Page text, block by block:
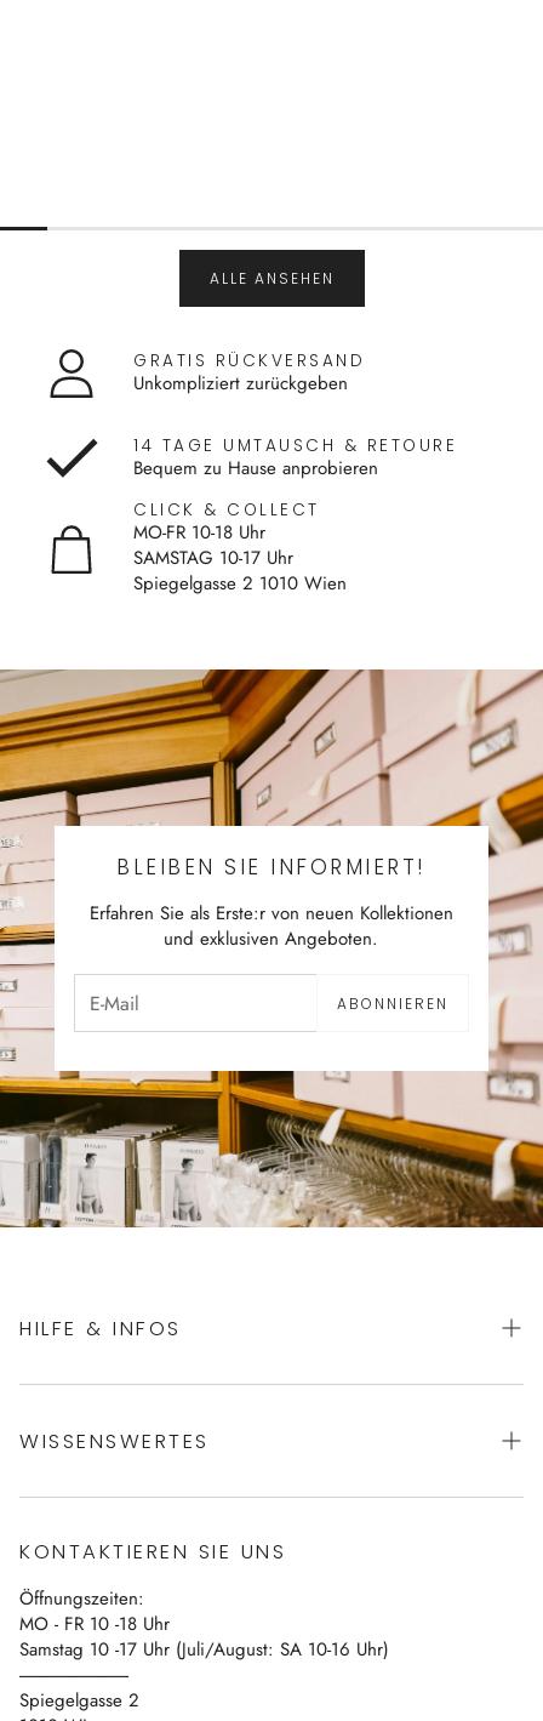
ALLE ANSEHEN
GRATIS RÜCKVERSAND
Unkompliziert zurückgeben
14 TAGE UMTAUSCH & RETOURE
Bequem zu Hause anprobieren
CLICK & COLLECT
MO-FR 10-18 Uhr
SAMSTAG 10-17 Uhr
Spiegelgasse 2 1010 Wien
BLEIBEN SIE INFORMIERT!
Erfahren Sie als Erste:r von neuen Kollektionen
und exklusiven Angeboten.
ABONNIEREN
HILFE & INFOS
Datenschutz
Impressum
Vertrag widerrufen
WISSENSWERTES
Blog
Kontakt
KONTAKTIEREN SIE UNS
Öffnungszeiten:
MO - FR 10 -18 Uhr
Samstag 10 -17 Uhr (Juli/August: SA 10-16 Uhr)
------------------------------
Spiegelgasse 2